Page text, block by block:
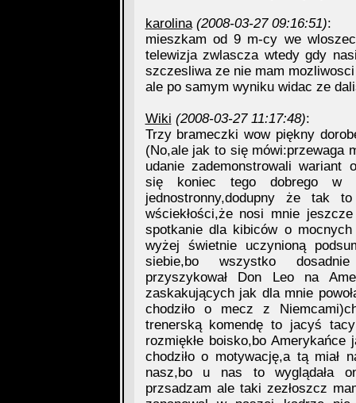
karolina (2008-03-27 09:16:51):
mieszkam od 9 m-cy we
telewizja zwlascza wtedy gdy
szczesliwa ze nie mam
ale po samym wyniku widac ze
Wiki (2008-03-27 11:17:48):
Trzy brameczki wow piękny
(No,ale jak to się mówi:przewaga
udanie zademonstrowali wariant
się koniec tego dobrego w
jednostronny,dodupny że tak
wściekłości,że nosi mnie
spotkanie dla kibiców o
wyżej świetnie uczynioną
siebie,bo wszystko
przyszykował Don Leo na
zaskakujących jak dla mnie
chodziło o mecz z
trenerską komendę to jacyś
rozmiękłe boisko,bo
chodziło o motywację,a tą miał
nasz,bo u nas to wyglądała
przsadzam ale taki zezłoszcz